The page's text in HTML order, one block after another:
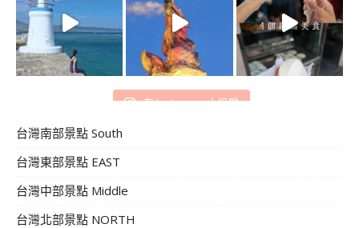
在 Instagram 上追蹤
台灣南部景點 South
台灣東部景點 EAST
台灣中部景點 Middle
台灣北部景點 NORTH